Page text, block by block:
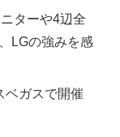
ターや4辺全
LGの強みを感
ベガスで開催